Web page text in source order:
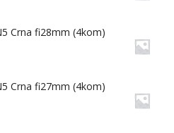
Crna fi28mm (4kom)
Crna fi27mm (4kom)